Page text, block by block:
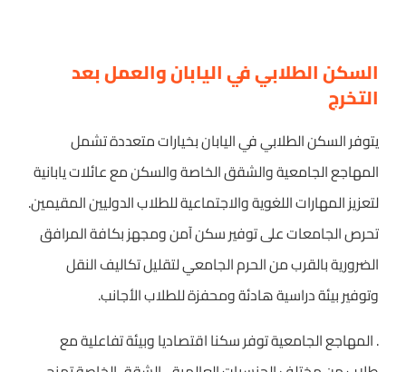
السكن الطلابي في اليابان والعمل بعد
التخرج
يتوفر السكن الطلابي في اليابان بخيارات متعددة تشمل
المهاجع الجامعية والشقق الخاصة والسكن مع عائلات يابانية
لتعزيز المهارات اللغوية والاجتماعية للطلاب الدوليين المقيمين.
تحرص الجامعات على توفير سكن آمن ومجهز بكافة المرافق
الضرورية بالقرب من الحرم الجامعي لتقليل تكاليف النقل
وتوفير بيئة دراسية هادئة ومحفزة للطلاب الأجانب.
. المهاجع الجامعية توفر سكنا اقتصاديا وبيئة تفاعلية مع